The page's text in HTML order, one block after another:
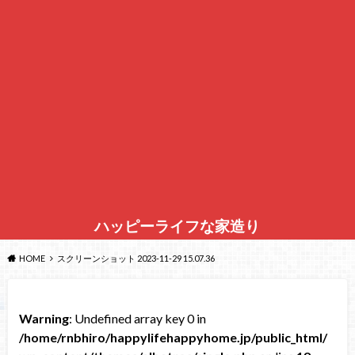
ハッピーライフな家造り
HOME スクリーンショット 2023-11-29 15.07.36
Warning: Undefined array key 0 in
/home/rnbhiro/happylifehappyhome.jp/public_html/